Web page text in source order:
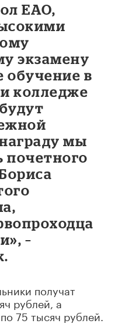
ЕАО,
экзамену
в
колледже
мы
почетного
–
получат
рублей, а
75 тысяч рублей.